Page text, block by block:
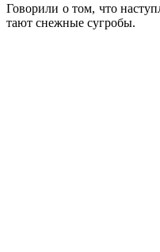
Говорили о том, что
тают снежные сугробы.